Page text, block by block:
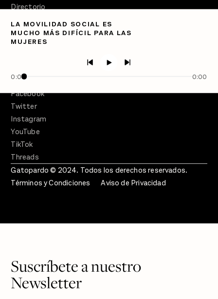
LA MOVILIDAD SOCIAL ES
MUCHO MÁS DIFÍCIL PARA LAS
MUJERES
0:00 0:00
Directorio
PÓDCASTS
Semanario Gatopardo
Facebook
Twitter
Instagram
YouTube
TikTok
Threads
Gatopardo © 2024. Todos los derechos reservados.
Términos y Condiciones
Aviso de Privacidad
Suscríbete a nuestro
Newsletter